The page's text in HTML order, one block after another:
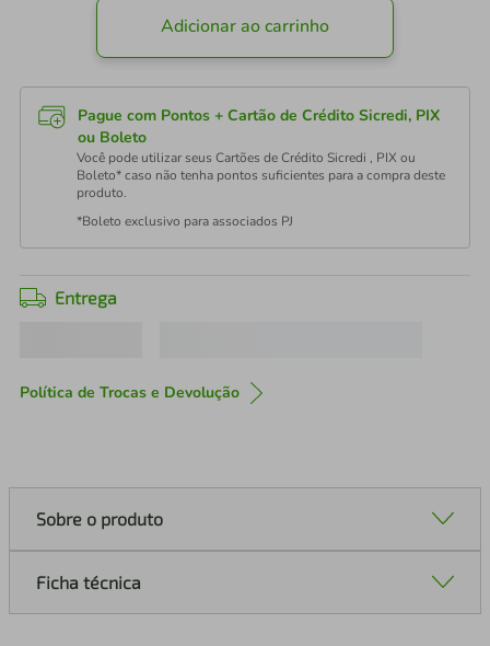
Adicionar ao carrinho
Pague com Pontos + Cartão de Crédito Sicredi, PIX
ou Boleto
Você pode utilizar seus Cartões de Crédito Sicredi , PIX ou
Boleto* caso não tenha pontos suficientes para a compra deste
produto.
*Boleto exclusivo para associados PJ
Entrega
Política de Trocas e Devolução
Sobre o produto
Ficha técnica